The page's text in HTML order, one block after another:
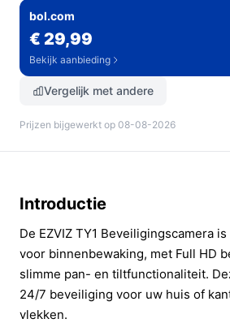
bol.com
€ 29,99
Bekijk aanbieding
Vergelijk met andere
Prijzen bijgewerkt op 08-08-2026
Introductie
De EZVIZ TY1 Beveiligingscamera
voor binnenbewaking, met Full HD
slimme pan- en tiltfunctionaliteit.
24/7 beveiliging voor uw huis of
vlekken.